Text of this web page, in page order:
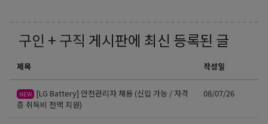
구인 + 구직 게시판에 최신 등록된 글
제목 작성일
NEW
[LG Battery] 안전관리자 채용 (신입 가능 / 자격
증 취득비 전액 지원)
08/07/26